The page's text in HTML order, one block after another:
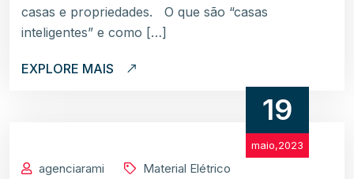
casas e propriedades. O que são “casas
inteligentes” e como […]
EXPLORE MAIS
19
maio,2023
agenciarami Material Elétrico